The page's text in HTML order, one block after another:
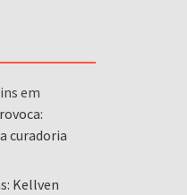
em
curadoria
Kellven